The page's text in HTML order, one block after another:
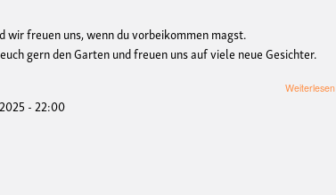
wir freuen uns, wenn du vorbeikommen magst.
gern den Garten und freuen uns auf viele neue Gesichter.
Weiterlesen
- 22:00